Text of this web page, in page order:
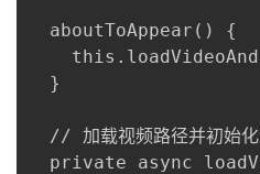
  aboutToAppear() {
  }
// 加载视频路径并初始
private async